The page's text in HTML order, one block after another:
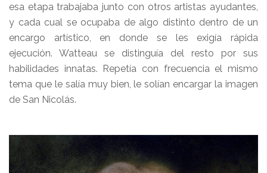
esa etapa trabajaba junto con otros artistas ayudantes,
y cada cual se ocupaba de algo distinto dentro de un
encargo artístico, en donde se les exigía rápida
ejecución. Watteau se distinguía del resto por sus
habilidades innatas. Repetía con frecuencia el mismo
tema que le salía muy bien, le solían encargar la imagen
de San Nicolás.